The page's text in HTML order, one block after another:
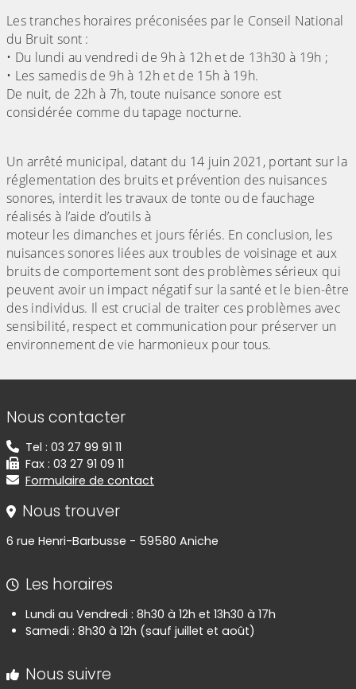
Les tranches horaires préconisées par le Conseil National
du Bruit sont :
• Du lundi au vendredi de 9h à 12h et de 13h30 à 19h ;
• Les samedis de 9h à 12h et de 15h à 19h.
De nuit, de 22h à 7h, toute nuisance sonore est
considérée comme du tapage nocturne.
Un arrêté municipal, datant du 14 juin 2021, portant sur la
réglementation des bruits et prévention des nuisances
sonores, interdit les travaux de tonte ou de fauchage
réalisés à l’aide d’outils à
moteur les dimanches et jours fériés. En conclusion, les
nuisances sonores liées aux troubles de voisinage et aux
bruits de comportement sont des problèmes sérieux qui
peuvent avoir un impact négatif sur la santé et le bien-être
des individus. Il est crucial de traiter ces problèmes avec
sensibilité, respect et communication pour préserver un
environnement de vie harmonieux pour tous.
Informations de contact
Nous contacter
Tel : 03 27 99 91 11
Fax : 03 27 91 09 11
Formulaire de contact
Nous trouver
6 rue Henri-Barbusse - 59580 Aniche
Les horaires
Lundi au Vendredi : 8h30 à 12h et 13h30 à 17h
Samedi : 8h30 à 12h (sauf juillet et août)
Nous suivre